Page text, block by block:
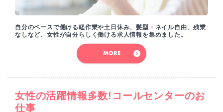
自分のペースで働ける軽作業や土日休み、髪型・ネイル自由、残業
なしなど、女性が自分らしく働ける求人情報を集めました。
MORE
女性の活躍情報多数!コールセンターのお
仕事